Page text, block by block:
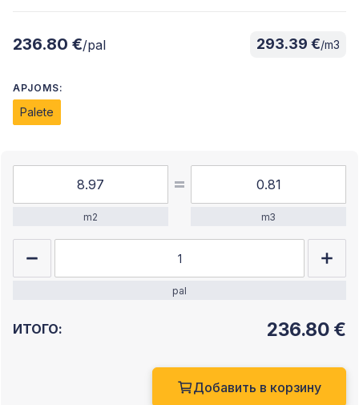
236.80 €/pal 293.39 €/m3
APJOMS:
Palete
m2 m3
pal
ИТОГО: 236.80 €
Добавить в корзину